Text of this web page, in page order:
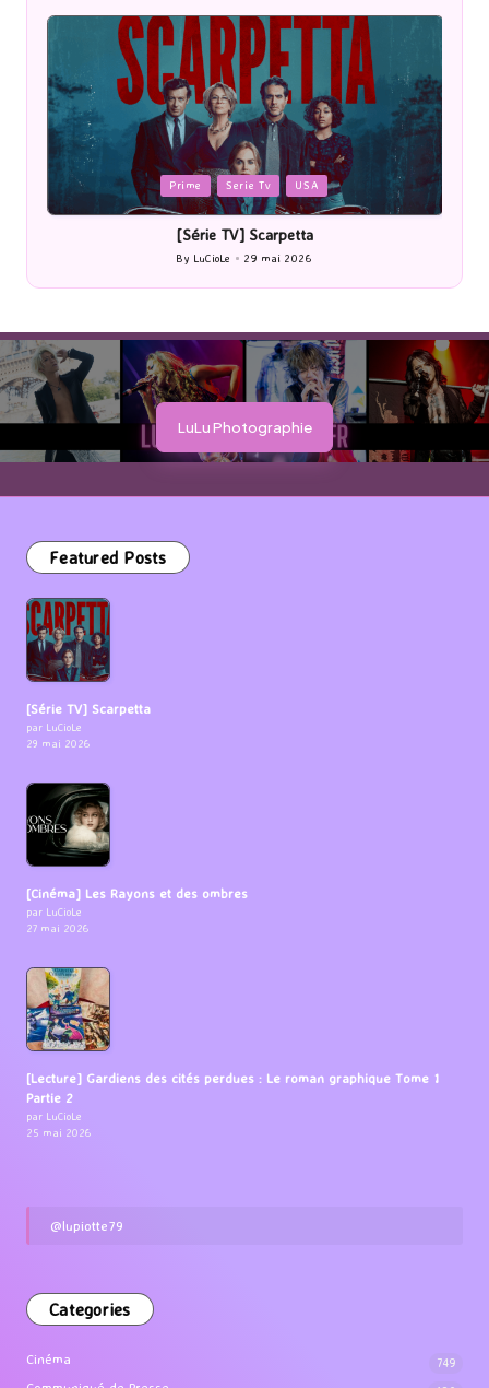
Posted
in
Prime Serie Tv USA
[Série TV] Scarpetta
Posted
by
By LuCioLe 29 mai 2026
LuLu Photographie
Featured Posts
[Série TV] Scarpetta
par LuCioLe
29 mai 2026
[Cinéma] Les Rayons et des ombres
par LuCioLe
27 mai 2026
[Lecture] Gardiens des cités perdues : Le roman graphique Tome 1
Partie 2
par LuCioLe
25 mai 2026
@lupiotte79
Categories
Cinéma 749